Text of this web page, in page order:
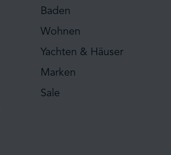
Baden
Wohnen
Yachten & Häuser
Marken
Sale